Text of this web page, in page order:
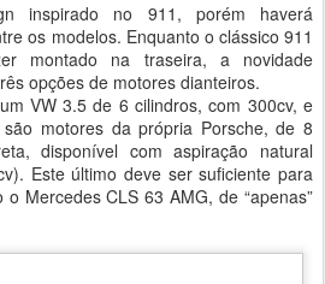
inspirado no 911, porém haverá
os modelos. Enquanto o clássico 911
montado na traseira, a novidade
opções de motores dianteiros.
VW 3.5 de 6 cilindros, com 300cv, e
motores da própria Porsche, de 8
disponível com aspiração natural
Este último deve ser suficiente para
Mercedes CLS 63 AMG, de “apenas”